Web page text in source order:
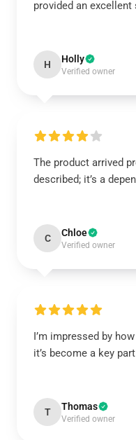
provided an excellent
H Holly
Verified owner
The product arrived
described; it’s a
C Chloe
Verified owner
I’m impressed by
it’s become a key
T Thomas
Verified owner